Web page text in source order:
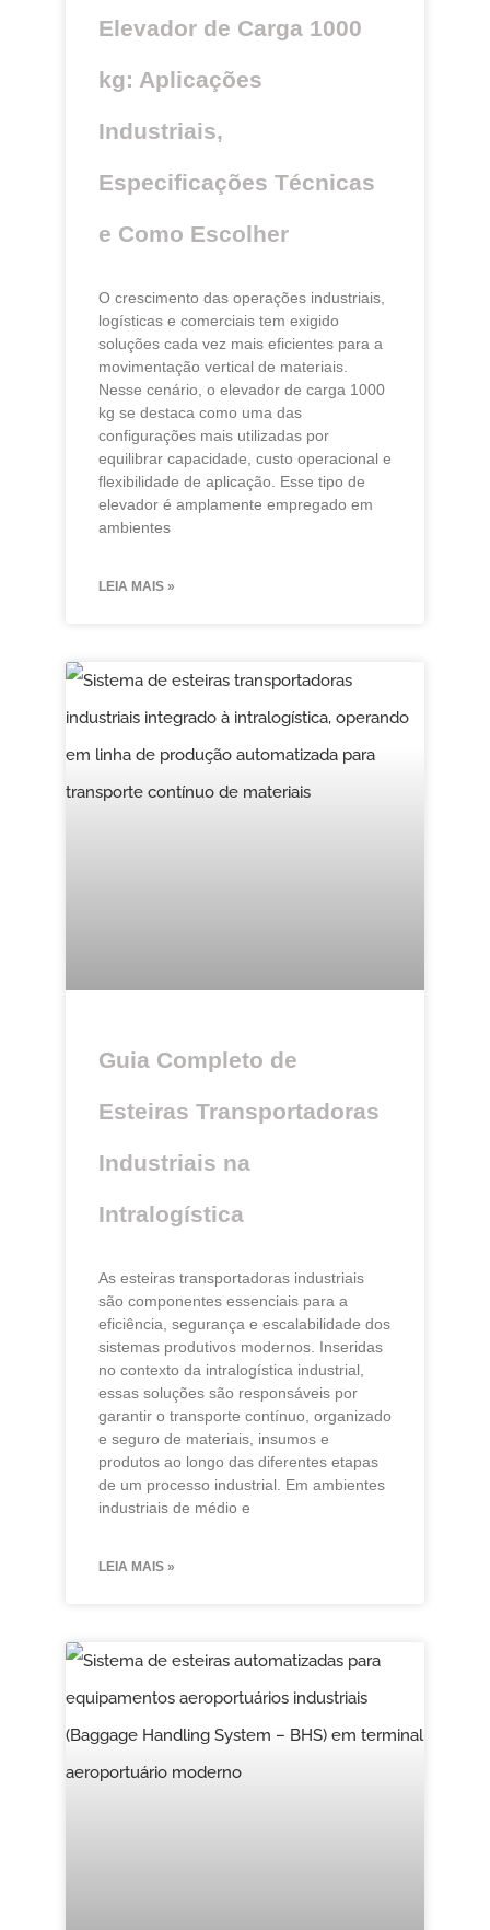
Elevador de Carga 1000
kg: Aplicações
Industriais,
Especificações Técnicas
e Como Escolher
O crescimento das operações industriais,
logísticas e comerciais tem exigido
soluções cada vez mais eficientes para a
movimentação vertical de materiais.
Nesse cenário, o elevador de carga 1000
kg se destaca como uma das
configurações mais utilizadas por
equilibrar capacidade, custo operacional e
flexibilidade de aplicação. Esse tipo de
elevador é amplamente empregado em
ambientes
LEIA MAIS »
Guia Completo de
Esteiras Transportadoras
Industriais na
Intralogística
As esteiras transportadoras industriais
são componentes essenciais para a
eficiência, segurança e escalabilidade dos
sistemas produtivos modernos. Inseridas
no contexto da intralogística industrial,
essas soluções são responsáveis por
garantir o transporte contínuo, organizado
e seguro de materiais, insumos e
produtos ao longo das diferentes etapas
de um processo industrial. Em ambientes
industriais de médio e
LEIA MAIS »